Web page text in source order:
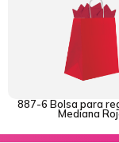
887-6 Bolsa para
Mediana